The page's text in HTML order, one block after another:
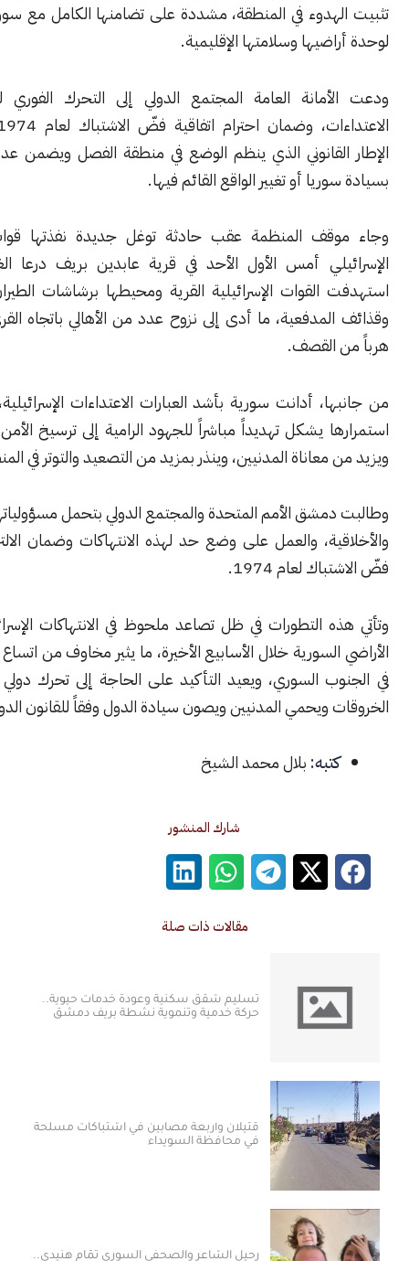
في المنطقة، مشددة على تضامنها الكامل مع سورية ودعمها
وسلامتها الإقليمية.
العامة المجتمع الدولي إلى التحرك الفوري لوقف هذه
الاعتداءات، وضمان احترام اتفاقية فضّ الاشتباك لعام 1974، باعتبارها
الذي ينظم الوضع في منطقة الفصل ويضمن عدم المساس
أو تغيير الواقع القائم فيها.
المنظمة عقب حادثة توغل جديدة نفذتها قوات الاحتلال
أمس الأول الأحد في قرية عابدين بريف درعا الغربي، حيث
القوات الإسرائيلية القرية ومحيطها برشاشات الطيران المروحي
ما أدى إلى نزوح عدد من الأهالي باتجاه القرى المجاورة
القصف.
أدانت سورية بأشد العبارات الاعتداءات الإسرائيلية، مؤكدة أن
يشكل تهديداً مباشراً للجهود الرامية إلى ترسيخ الأمن والاستقرار،
معاناة المدنيين، وينذر بمزيد من التصعيد والتوتر في المنطقة.
الأمم المتحدة والمجتمع الدولي بتحمل مسؤولياتهم القانونية
والعمل على وضع حد لهذه الانتهاكات وضمان الالتزام باتفاقية
لعام 1974.
التطورات في ظل تصاعد ملحوظ في الانتهاكات الإسرائيلية داخل
خلال الأسابيع الأخيرة، ما يثير مخاوف من اتساع نطاق التوتر
السوري، ويعيد التأكيد على الحاجة إلى تحرك دولي جاد يوقف
ويحمي المدنيين ويصون سيادة الدول وفقاً للقانون الدولي.
بلال محمد الشيخ
شارك المنشور
مقالات ذات صلة
تسليم شقق سكنية وعودة خدمات حيوية..
حركة خدمية وتنموية نشطة بريف دمشق
قتيلان وأربعة مصابين في اشتباكات مسلحة
في محافظة السويداء
رحيل الشاعر والصحفي السوري تمّام هنيدي..